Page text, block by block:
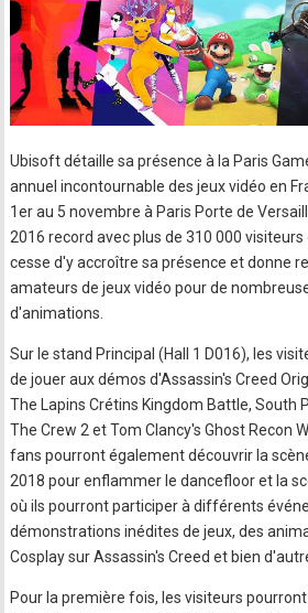
Ubisoft détaille sa présence à la Paris
annuel incontournable des jeux vidéo en
1er au 5 novembre à Paris Porte de
2016 record avec plus de 310 000
cesse d'y accroître sa présence et donne
amateurs de jeux vidéo pour de
d'animations.
Sur le stand Principal (Hall 1 D016), les
de jouer aux démos d'Assassin's Creed
The Lapins Crétins Kingdom Battle, South
The Crew 2 et Tom Clancy's Ghost Recon
fans pourront également découvrir la
2018 pour enflammer le dancefloor et la
où ils pourront participer à différents
démonstrations inédites de jeux, des
Cosplay sur Assassin's Creed et bien
Pour la première fois, les visiteurs